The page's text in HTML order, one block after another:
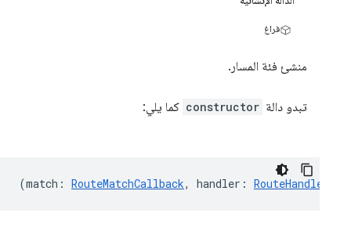
فراغ
منشئ فئة المسار.
تبدو دالة constructor كما يلي:
(match : RouteMatchCallback, handler : RouteHandler